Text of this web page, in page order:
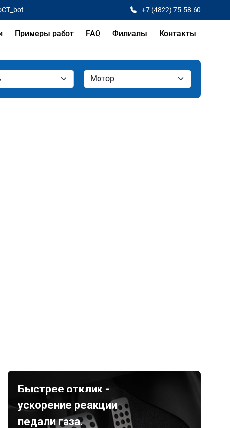
+7 (4822) 75-58-60
Примеры работ FAQ Филиалы Контакты
Быстрее отклик -
ускорение реакции
педали газа.